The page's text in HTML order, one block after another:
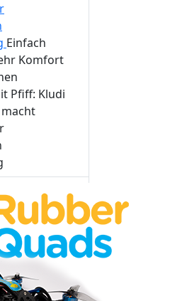
Einfach
Komfort
Pfiff: Kludi